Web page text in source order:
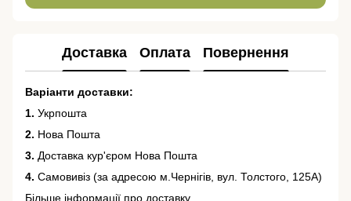
Доставка Оплата Повернення
Варіанти доставки:
1. Укрпошта
2. Нова Пошта
3. Доставка кур'єром Нова Пошта
4. Самовивіз (за адресою м.Чернігів, вул. Толстого, 125А)
Більше інформації про доставку